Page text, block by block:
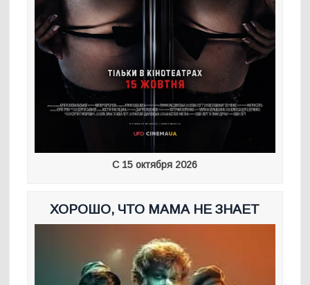
С 15 октября 2026
ХОРОШО, ЧТО МАМА НЕ ЗНАЕТ